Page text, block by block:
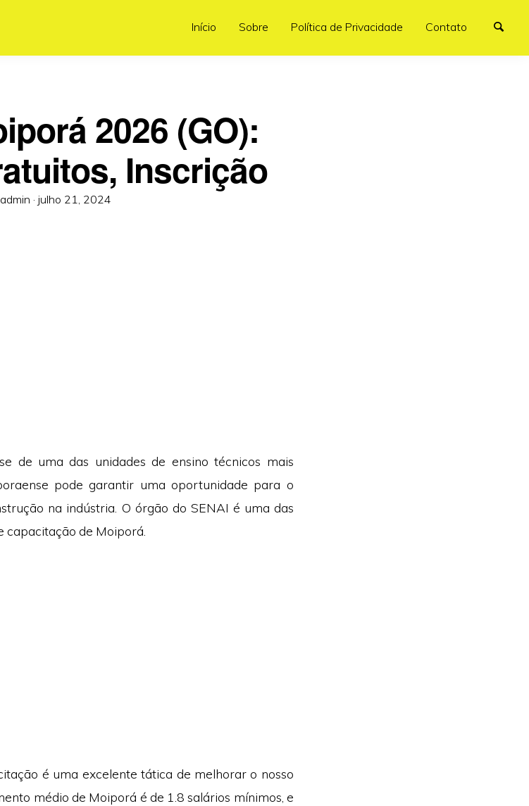
Início Sobre Política de Privacidade Contato
2026 (GO):
Inscrição
admin · Posted
julho 21, 2024
de uma das unidades de ensino técnicos mais
pode garantir uma oportunidade para o
na indústria. O órgão do SENAI é uma das
capacitação de Moiporá.
é uma excelente tática de melhorar o nosso
médio de Moiporá é de 1.8 salários mínimos, e